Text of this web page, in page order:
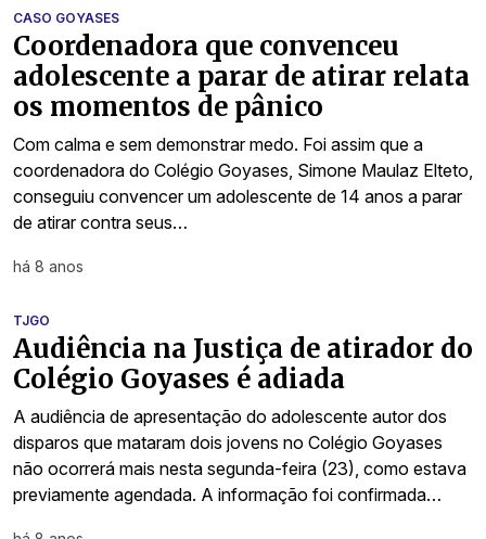
CASO GOYASES
Coordenadora que convenceu
adolescente a parar de atirar relata
os momentos de pânico
Com calma e sem demonstrar medo. Foi assim que a
coordenadora do Colégio Goyases, Simone Maulaz Elteto,
conseguiu convencer um adolescente de 14 anos a parar
de atirar contra seus…
há 8 anos
TJGO
Audiência na Justiça de atirador do
Colégio Goyases é adiada
A audiência de apresentação do adolescente autor dos
disparos que mataram dois jovens no Colégio Goyases
não ocorrerá mais nesta segunda-feira (23), como estava
previamente agendada. A informação foi confirmada…